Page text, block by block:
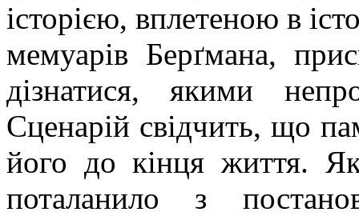
історією, вплетеною в
мемуарів Берґмана,
дізнатися, якими
Сценарій свідчить, що
його до кінця життя.
поталанило з